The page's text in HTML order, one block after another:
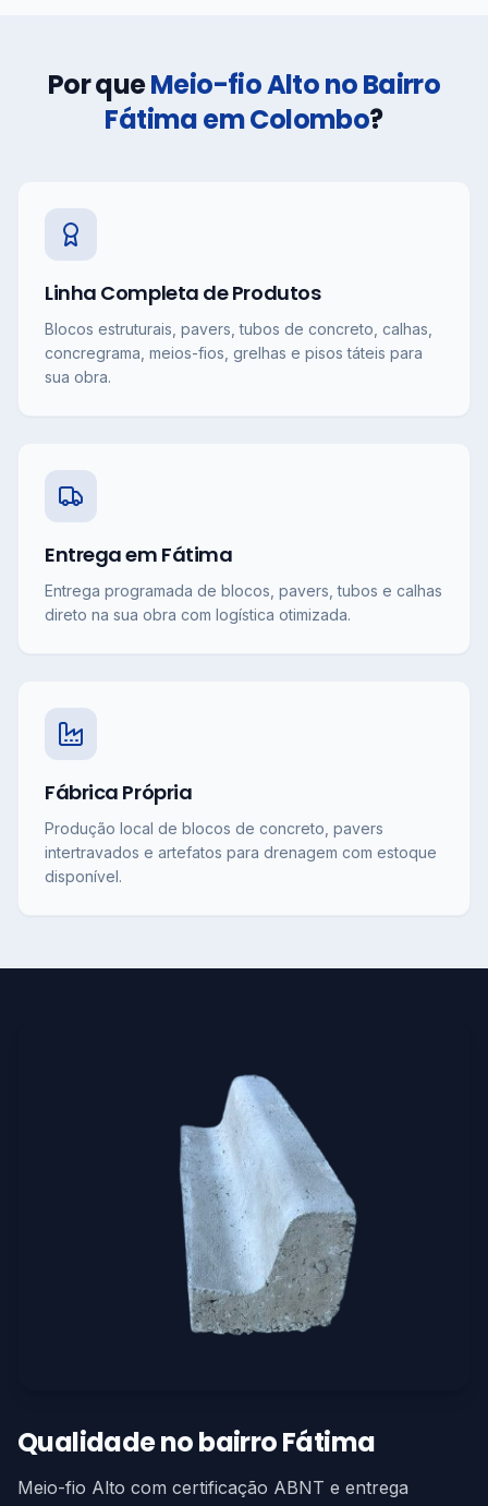
Por queMeio-fio Alto no Bairro
Fátima em Colombo?
Linha Completa de Produtos
Blocos estruturais, pavers, tubos de concreto, calhas,
concregrama, meios-fios, grelhas e pisos táteis para
sua obra.
Entrega em Fátima
Entrega programada de blocos, pavers, tubos e calhas
direto na sua obra com logística otimizada.
Fábrica Própria
Produção local de blocos de concreto, pavers
intertravados e artefatos para drenagem com estoque
disponível.
Qualidade no bairro Fátima
Meio-fio Alto com certificação ABNT e entrega